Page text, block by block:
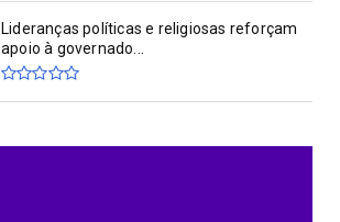
Lideranças políticas e religiosas reforçam
apoio à governado...